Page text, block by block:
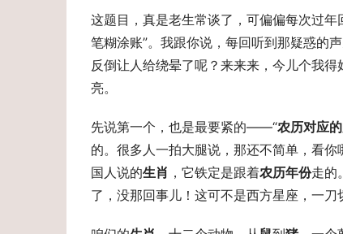
这题目，真是老生常谈了，可偏偏每次过
笔糊涂账”。我跟你说，每回听到那疑惑的
反倒让人给绕晕了呢？来来来，今儿个我
亮。
先说第一个，也是最要紧的——“农历对应
的。很多人一拍大腿说，那还不简单，看
国人说的生肖 ，它铁定是跟着农历年份走的
了，没那回事儿！这可不是西方星座，一刀